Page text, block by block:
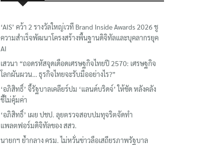
‘AIS’ คว้า 2 รางวัลใหญ่เวที Brand Inside Awards 2026 ชู
ความสำเร็จพัฒนาโครงสร้างพื้นฐานดิจิทัลและบุคลากรยุค
AI
เสวนา “ถอดรหัสจุดเดือดเศรษฐกิจไทยปี 2570: เศรษฐกิจ
โลกผันผวน… ธุรกิจไทยจะรับมืออย่างไร?”
‘อภิสิทธิ์’ จี้รัฐบาลเคลียร์ปม ‘แลนด์บริดจ์’ ให้ชัด หลังคลัง
ชี้ไม่คุ้มค่า
‘อภิสิทธิ์’ เผย ปชป. ลุยตรวจสอบปมทุจริตจัดทำ
แพลตฟอร์มดิจิทัลของ สสว.
นายกฯ ย้ำกลาง ครม. ไม่หวั่นข่าวลือเสถียรภาพรัฐบาล